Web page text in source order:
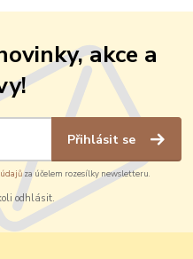
akce a
Přihlásit se
za účelem rozesílky newsletteru.
odhlásit.